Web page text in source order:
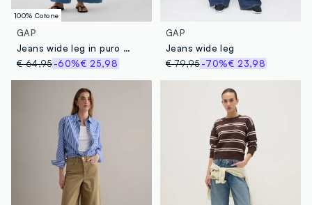
100% Cotone
GAP
Jeans wide leg in puro cotone
€ 64,95-60%€ 25,98
GAP
Jeans wide leg
€ 79,95 -70%€ 23,98